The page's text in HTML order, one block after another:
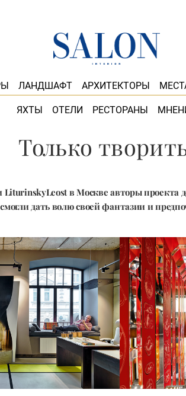
ЛАНДШАФТ АРХИТЕКТОРЫ
ЯХТЫ ОТЕЛИ РЕСТОРАНЫ
Только
в Москве авторы проекта
дать волю своей фантазии и